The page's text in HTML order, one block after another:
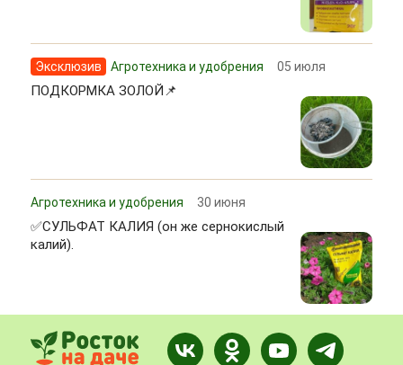
Эксклюзив Агротехника и удобрения 05 июля
ПОДКОРМКА ЗОЛОЙ📌
Агротехника и удобрения 30 июня
✅СУЛЬФАТ КАЛИЯ (он же сернокислый
калий).